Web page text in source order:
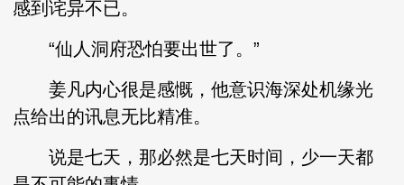
感到诧异不已。
“仙人洞府恐怕要出世了。”
姜凡内心很是感慨，他意识海深处机缘光
点给出的讯息无比精准。
说是七天，那必然是七天时间，少一天都